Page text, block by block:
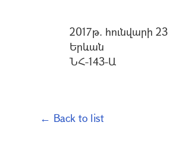
2017թ. հունվարի 23
Երևան
ՆՀ-143-Ա
← Back to list